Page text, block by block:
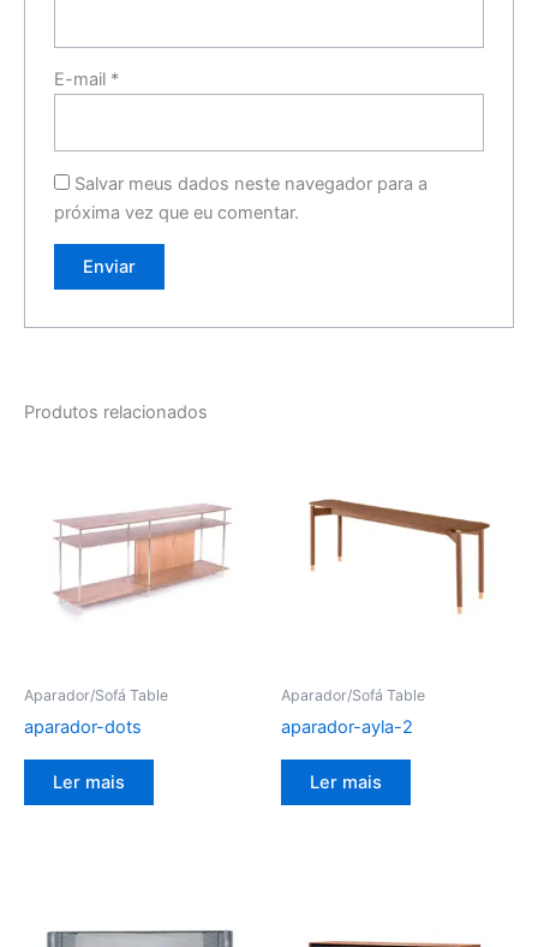
E-mail *
Salvar meus dados neste navegador para a
próxima vez que eu comentar.
Produtos relacionados
Aparador/Sofá Table
aparador-dots
Ler mais
Aparador/Sofá Table
aparador-ayla-2
Ler mais